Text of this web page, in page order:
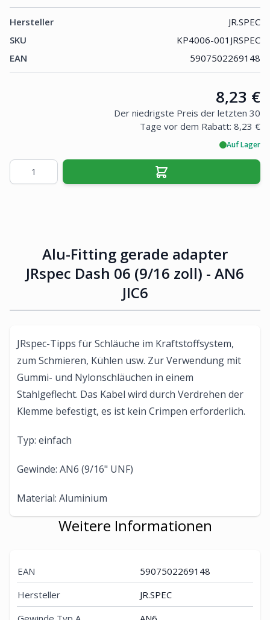
Hersteller
JR.SPEC
SKU
KP4006-001JRSPEC
EAN
5907502269148
Price:
8,23 €
Der niedrigste Preis der letzten 30
Tage vor dem Rabatt: 8,23 €
Auf Lager
Menge
Alu-Fitting gerade adapter
JRspec Dash 06 (9/16 zoll) - AN6
JIC6
JRspec-Tipps für Schläuche im Kraftstoffsystem,
zum Schmieren, Kühlen usw. Zur Verwendung mit
Gummi- und Nylonschläuchen in einem
Stahlgeflecht. Das Kabel wird durch Verdrehen der
Klemme befestigt, es ist kein Crimpen erforderlich.
Typ: einfach
Gewinde: AN6 (9/16" UNF)
Material: Aluminium
Weitere Informationen
EAN
5907502269148
Hersteller
JR.SPEC